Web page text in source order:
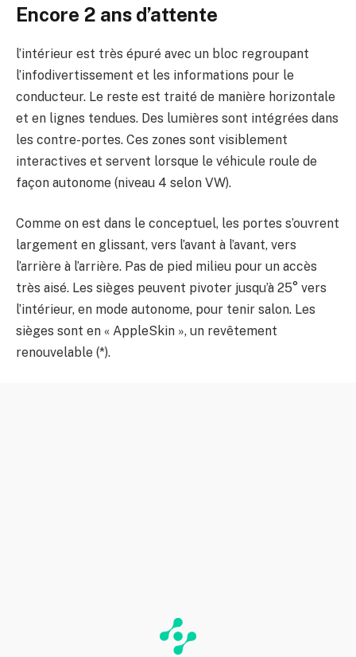
Encore 2 ans d’attente
l’intérieur est très épuré avec un bloc regroupant
l’infodivertissement et les informations pour le
conducteur. Le reste est traité de manière horizontale
et en lignes tendues. Des lumières sont intégrées dans
les contre-portes. Ces zones sont visiblement
interactives et servent lorsque le véhicule roule de
façon autonome (niveau 4 selon VW).
Comme on est dans le conceptuel, les portes s’ouvrent
largement en glissant, vers l’avant à l’avant, vers
l’arrière à l’arrière. Pas de pied milieu pour un accès
très aisé. Les sièges peuvent pivoter jusqu’à 25° vers
l’intérieur, en mode autonome, pour tenir salon. Les
sièges sont en « AppleSkin », un revêtement
renouvelable (*).